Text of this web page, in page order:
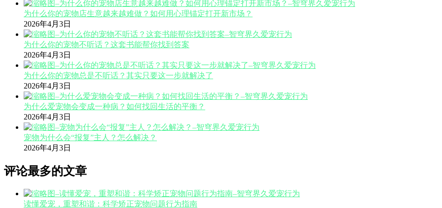
为什么你的宠物店生意越来越难做？如何用心理锚定打开新市场？
2026年4月3日
为什么你的宠物不听话？这套书能帮你找到答案
2026年4月3日
为什么你的宠物总是不听话？其实只要这一步就解决了
2026年4月3日
为什么爱宠物会变成一种病？如何找回生活的平衡？
2026年4月3日
宠物为什么会“报复”主人？怎么解决？
2026年4月3日
评论最多的文章
读懂爱宠，重塑和谐：科学矫正宠物问题行为指南